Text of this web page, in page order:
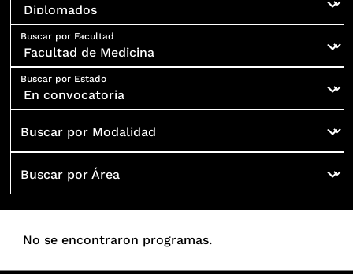
Buscar por Facultad
Buscar por Estado
Buscar por Modalidad
Buscar por Área
No se encontraron programas.